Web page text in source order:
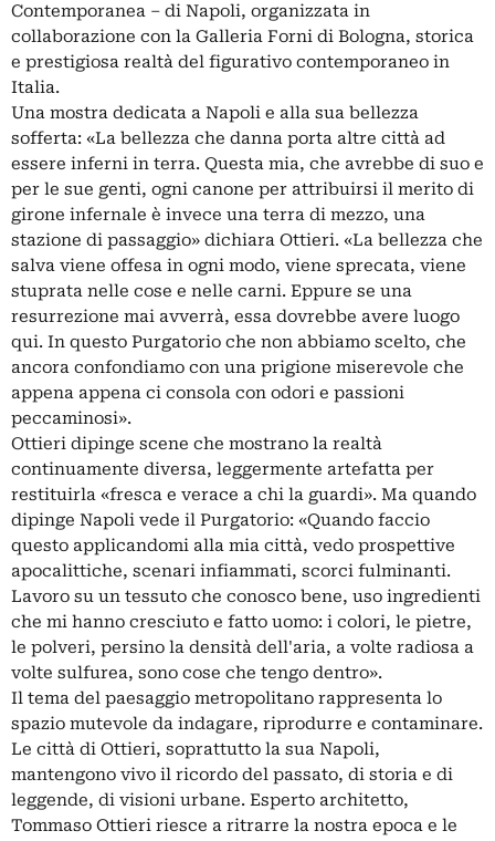
Contemporanea – di Napoli, organizzata in
collaborazione con la Galleria Forni di Bologna, storica
e prestigiosa realtà del figurativo contemporaneo in
Italia.
Una mostra dedicata a Napoli e alla sua bellezza
sofferta: «La bellezza che danna porta altre città ad
essere inferni in terra. Questa mia, che avrebbe di suo e
per le sue genti, ogni canone per attribuirsi il merito di
girone infernale è invece una terra di mezzo, una
stazione di passaggio» dichiara Ottieri. «La bellezza che
salva viene offesa in ogni modo, viene sprecata, viene
stuprata nelle cose e nelle carni. Eppure se una
resurrezione mai avverrà, essa dovrebbe avere luogo
qui. In questo Purgatorio che non abbiamo scelto, che
ancora confondiamo con una prigione miserevole che
appena appena ci consola con odori e passioni
peccaminosi».
Ottieri dipinge scene che mostrano la realtà
continuamente diversa, leggermente artefatta per
restituirla «fresca e verace a chi la guardi». Ma quando
dipinge Napoli vede il Purgatorio: «Quando faccio
questo applicandomi alla mia città, vedo prospettive
apocalittiche, scenari infiammati, scorci fulminanti.
Lavoro su un tessuto che conosco bene, uso ingredienti
che mi hanno cresciuto e fatto uomo: i colori, le pietre,
le polveri, persino la densità dell'aria, a volte radiosa a
volte sulfurea, sono cose che tengo dentro».
Il tema del paesaggio metropolitano rappresenta lo
spazio mutevole da indagare, riprodurre e contaminare.
Le città di Ottieri, soprattutto la sua Napoli,
mantengono vivo il ricordo del passato, di storia e di
leggende, di visioni urbane. Esperto architetto,
Tommaso Ottieri riesce a ritrarre la nostra epoca e le